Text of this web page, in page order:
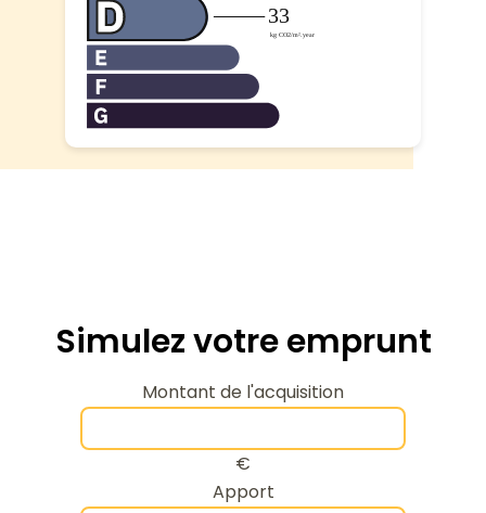
Simulez votre emprunt
Montant de l'acquisition
€
Apport